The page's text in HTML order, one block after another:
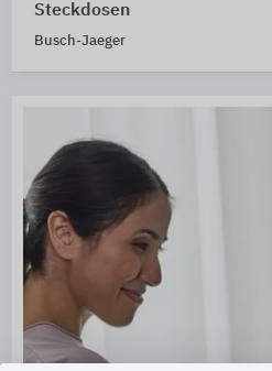
Steckdosen
Busch-Jaeger